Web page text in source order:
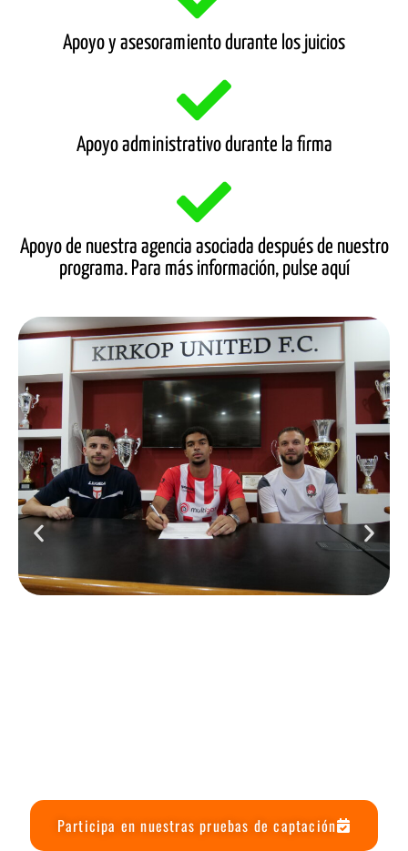
Apoyo y asesoramiento durante los juicios
Apoyo administrativo durante la firma
Apoyo de nuestra agencia asociada después de nuestro
programa. Para más información, pulse aquí
Participa en nuestras pruebas de captación